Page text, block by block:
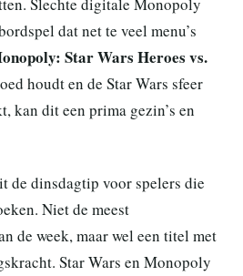
dat net te veel menu’s
Star Wars Heroes vs.
houdt en de Star Wars sfeer
kan dit een prima gezin’s en
de dinsdagtip voor spelers die
Niet de meest
de week, maar wel een titel met
Star Wars en Monopoly